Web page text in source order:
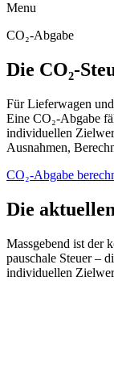
Menu
CO₂-Abgabe
Die CO₂-
Für Lieferwagen
Eine CO₂-Abgabe
individuellen
Ausnahmen,
CO₂-Abgabe
Die
Massgebend ist der
pauschale Steuer –
individuellen